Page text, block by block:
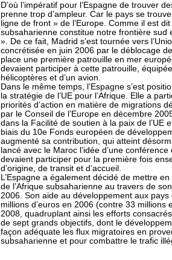
D’où l’impératif pour l’Espagne de trouver
prenne trop d’ampleur. Car le pays se
ligne de front » de l’Europe. Comme il est
subsaharienne constitue notre frontière
». De ce fait, Madrid s’est tournée vers
concrétisée en juin 2006 par le déblocage
place une première patrouille en mer
devaient participer à cette patrouille,
hélicoptères et d’un avion.
Dans le même temps, l’Espagne s’est
la stratégie de l’UE pour l’Afrique. Elle a
priorités d’action en matière de migrations
par le Conseil de l’Europe en décembre
dans la Facilité de soutien à la paix de l’UE
biais du 10e Fonds européen de
augmenté sa contribution, qui atteint
lancé avec le Maroc l’idée d’une
devaient participer pour la première fois
d’origine, de transit et d’accueil.
L’Espagne a également décidé de mettre
de l’Afrique subsaharienne au travers de
2006. Son aide au développement aux
millions d’euros en 2006 (contre 33
2008, quadruplant ainsi les efforts
de sept grands objectifs, dont le
façon adéquate les flux migratoires en
subsaharienne et pour combattre le trafic